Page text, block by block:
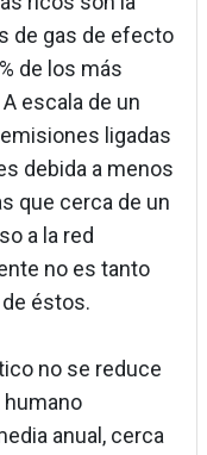
de gas de efecto
de los más
escala de un
ligadas
debida a menos
que cerca de un
a la red
no es tanto
éstos.
no se reduce
humano
anual, cerca